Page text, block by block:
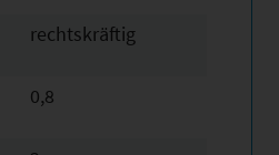
rechtskräftig
0,8